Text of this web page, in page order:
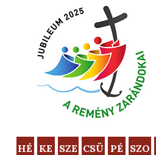
HÉ KE SZE CSÜ PÉ SZO